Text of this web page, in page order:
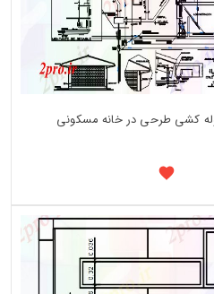
کشی طرحی در خانه مسکونی